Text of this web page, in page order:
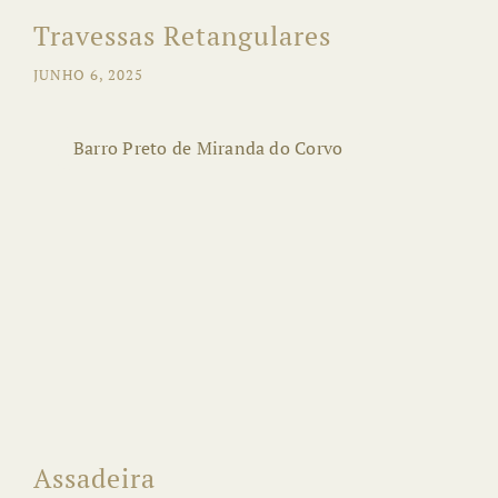
Travessas Retangulares
JUNHO 6, 2025
Barro Preto de Miranda do Corvo
Assadeira